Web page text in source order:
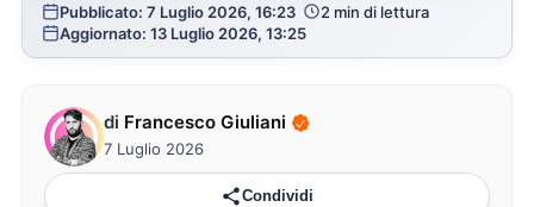
Pubblicato: 7 Luglio 2026, 16:23
2 min di lettura
Aggiornato: 13 Luglio 2026, 13:25
di Francesco Giuliani
7 Luglio 2026
Condividi